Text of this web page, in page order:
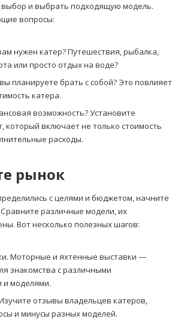
выбор и выбрать подходящую модель.
вопросы:
нужен катер? Путешествия, рыбалка,
или просто отдых на воде?
планируете брать с собой? Это повлияет
катера.
возможность? Установите
включает не только стоимость
расходы.
рынок
с целями и бюджетом, начните
различные модели, их
Вот несколько полезных шагов:
Моторные и яхтенные выставки —
знакомства с различными
и моделями.
отзывы владельцев катеров,
и минусы разных моделей.